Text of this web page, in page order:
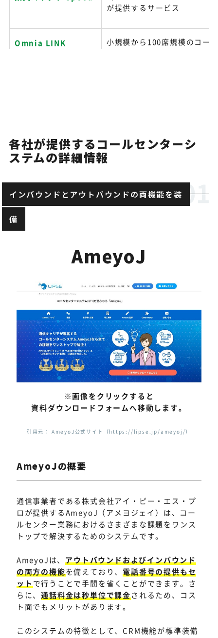
が提供するサービス
Omnia LINK
小規模から100席規模のコー
多機能CTIシステム
着信と同時にお客様情報を瞬
CT-e1/SaaS
Service Cloud
様々なチャネルでAIを駆使し
ービスを提供
SimpleConnect
クラウドで完結！オールイン
解決
iXClouZ
CRM基点のコールセンターク
ビス
各社が提供するコールセンターシ
ステムの詳細情報
インバウンドとアウトバウンドの両機能を装
備
AmeyoJ
※画像をクリックすると
資料ダウンロードフォームへ移動します。
引用元： AmeyoJ公式サイト（https://lipse.jp/ameyoj/）
AmeyoJの概要
通信事業者である株式会社アイ・ピー・エス・プ
ロが提供するAmeyoJ（アメヨジェイ）は、コー
ルセンター業務におけるさまざまな課題をワンス
トップで解決するためのシステムです。
AmeyoJは、アウトバウンドおよびインバウンド
の両方の機能を備えており、電話番号の提供もセ
ットで行うことで手間を省くことができます。さ
らに、通話料金は秒単位で課金されるため、コス
ト面でもメリットがあります。
このシステムの特徴として、CRM機能が標準装備